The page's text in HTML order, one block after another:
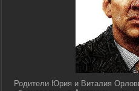
Родители Юрия и Виталия